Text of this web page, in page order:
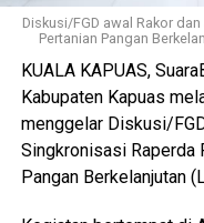
“Pemerintah
pemotongan unggas
memenuhi standar
menghasilkan produk
dikonsumsi,” ujarnya.
Diskusi/FGD awal Rakor
Pertanian Pangan
KUALA KAPUAS,
Kabupaten Kapuas
menggelar Diskusi/
Singkronisasi Raperda
Pangan Berkelanjutan